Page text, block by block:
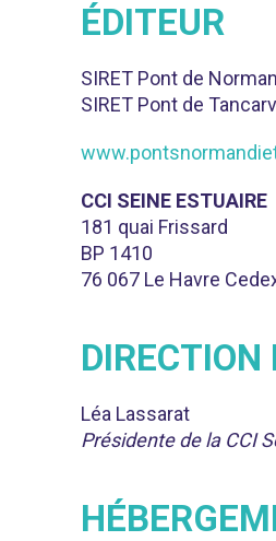
ÉDITEUR
SIRET Pont de
SIRET Pont de
CCI SEINE ESTUAIRE
181 quai Frissard
BP 1410
76 067 Le Havre
Léa Lassarat
Présidente de la CCI